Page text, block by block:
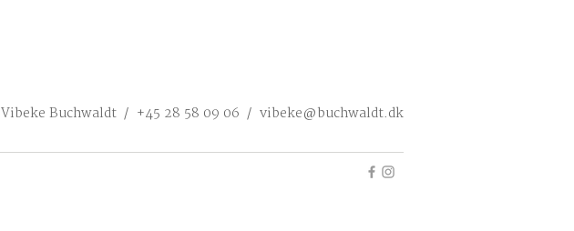
Vibeke Buchwaldt / +45 28 58 09 06 / vibeke@buchwaldt.dk